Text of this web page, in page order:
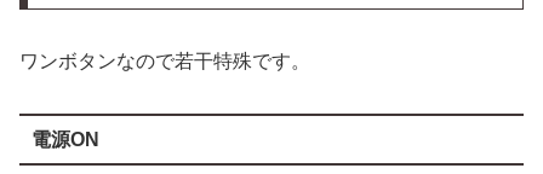
ワンボタンなので若干特殊です。
電源ON